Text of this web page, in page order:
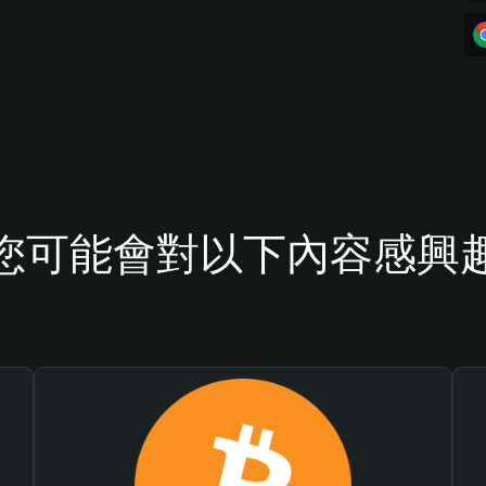
可能會對以下內容感興